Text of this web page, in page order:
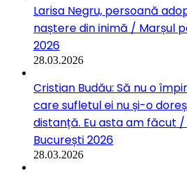
Larisa Negru, persoană
naștere din inimă / Marșul
2026
28.03.2026
Cristian Budău: Să nu o
care sufletul ei nu și-o
distanță. Eu asta am făcut
București 2026
28.03.2026